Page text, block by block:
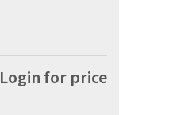
Login for price